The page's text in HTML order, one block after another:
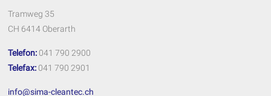
Tramweg 35
CH 6414 Oberarth
Telefon: 041 790 2900
Telefax: 041 790 2901
info@sima-cleantec.ch